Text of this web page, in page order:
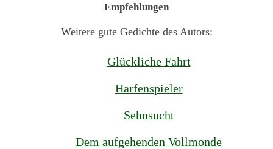
Empfehlungen
Weitere gute Gedichte des Autors:
Glückliche Fahrt
Harfenspieler
Sehnsucht
Dem aufgehenden Vollmonde